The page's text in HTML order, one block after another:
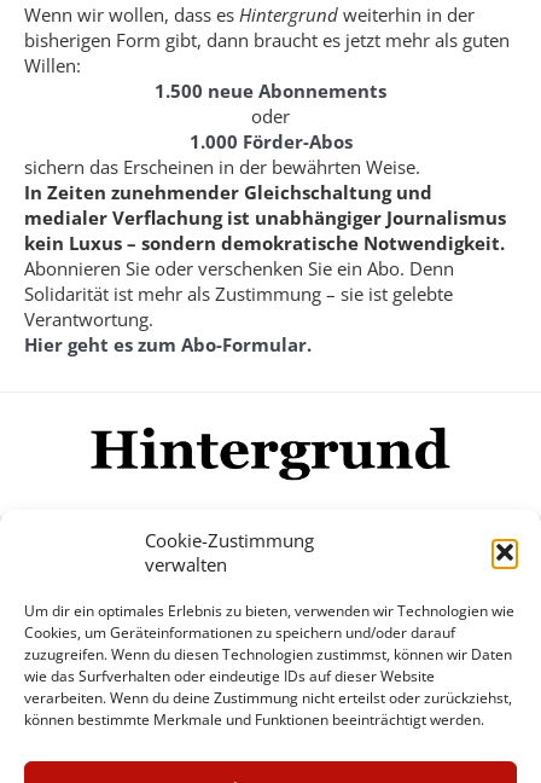
Cookie-Zustimmung
verwalten
Um dir ein optimales Erlebnis zu bieten, verwenden wir Technologien wie
Cookies, um Geräteinformationen zu speichern und/oder darauf
zuzugreifen. Wenn du diesen Technologien zustimmst, können wir Daten
wie das Surfverhalten oder eindeutige IDs auf dieser Website
verarbeiten. Wenn du deine Zustimmung nicht erteilst oder zurückziehst,
können bestimmte Merkmale und Funktionen beeinträchtigt werden.
Wenn wir wollen, dass es Hintergrund weiterhin in der
bisherigen Form gibt, dann braucht es jetzt mehr als guten
Willen:
1.500 neue Abonnements
oder
1.000 Förder-Abos
sichern das Erscheinen in der bewährten Weise.
In Zeiten zunehmender Gleichschaltung und
medialer Verflachung ist unabhängiger Journalismus
kein Luxus – sondern demokratische Notwendigkeit.
Abonnieren Sie oder verschenken Sie ein Abo. Denn
Solidarität ist mehr als Zustimmung – sie ist gelebte
Verantwortung.
Hier geht es zum Abo-Formular.
Mehr
© Copyright Hintergrund.de, 2015 - 2026
Zum Newsletter jetzt kostenlos